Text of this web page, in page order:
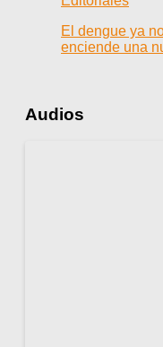
El dengue ya
enciende una
Audios